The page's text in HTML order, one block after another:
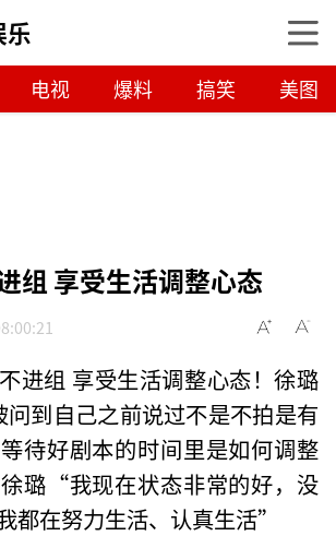
乐
电视 爆料 搞笑 美图
组 享受生活调整心态
进组 享受生活调整心态！徐璐
问到自己之前说过不是不拍是有
待好剧本的时间里是如何调整
璐“我现在状态非常的好，没
都在努力生活、认真生活”